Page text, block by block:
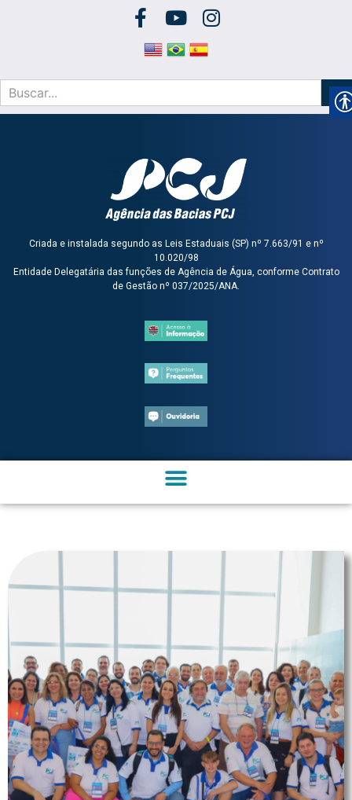
Criada e instalada segundo as Leis Estaduais (SP) nº 7.663/91 e nº
10.020/98
Entidade Delegatária das funções de Agência de Água, conforme Contrato
de Gestão nº 037/2025/ANA.